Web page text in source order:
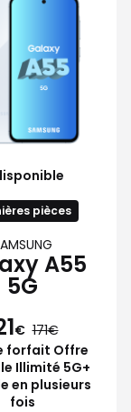
pièces
A55
5G
€ 171
forfait Offre
Illimité 5G+
en plusieurs
fois